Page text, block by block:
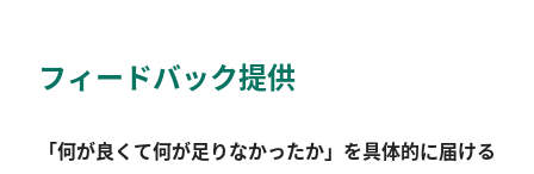
フィードバック提供
「何が良くて何が足りなかったか」を具体的に届ける